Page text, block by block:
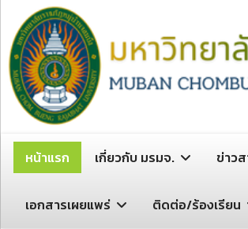
หน้าแรก เกี่ยวกับ มรมจ. ข่าว
เอกสารเผยแพร่ ติดต่อ/ร้องเรียน